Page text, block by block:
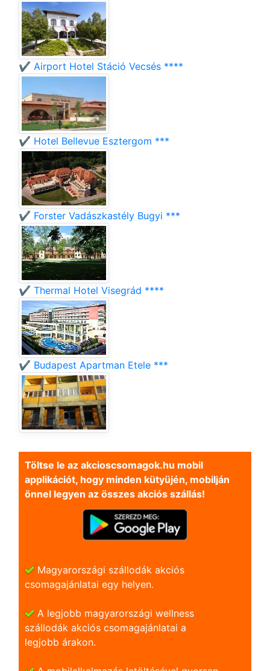
✔️ Airport Hotel Stáció Vecsés ****
✔️ Hotel Bellevue Esztergom ***
✔️ Forster Vadászkastély Bugyi ***
✔️ Thermal Hotel Visegrád ****
✔️ Budapest Apartman Etele ***
Töltse le az akcioscsomagok.hu mobil
applikációt, hogy minden kütyüjén, mobilján
önnel legyen az összes akciós szállás!
Magyarországi szállodák akciós
csomagajánlatai egy helyen.
A legjobb magyarországi wellness
szállodák akciós csomagajánlatai a
legjobb árakon.